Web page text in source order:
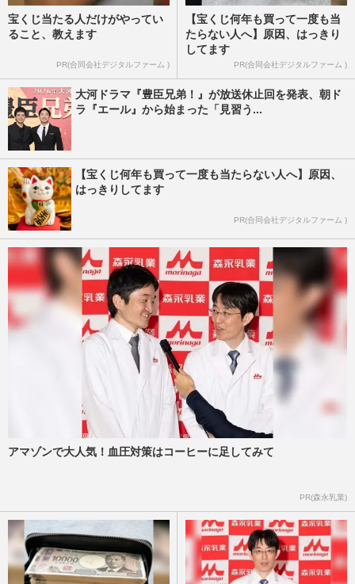
宝くじ当たる人だけがやってい
ること、教えます
PR(合同会社デジタルファーム )
【宝くじ何年も買って一度も当
たらない人へ】原因、はっきり
してます
PR(合同会社デジタルファーム )
大河ドラマ『豊臣兄弟！』が放送休止回を発表、朝ド
ラ『エール』から始まった「見習う...
【宝くじ何年も買って一度も当たらない人へ】原因、
はっきりしてます
PR(合同会社デジタルファーム )
アマゾンで大人気！血圧対策はコーヒーに足してみて
PR(森永乳業)